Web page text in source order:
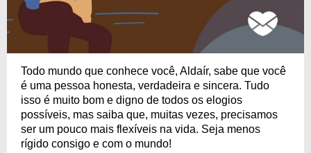
Todo mundo que conhece você, Aldaír, sabe que você
é uma pessoa honesta, verdadeira e sincera. Tudo
isso é muito bom e digno de todos os elogios
possíveis, mas saiba que, muitas vezes, precisamos
ser um pouco mais flexíveis na vida. Seja menos
rígido consigo e com o mundo!